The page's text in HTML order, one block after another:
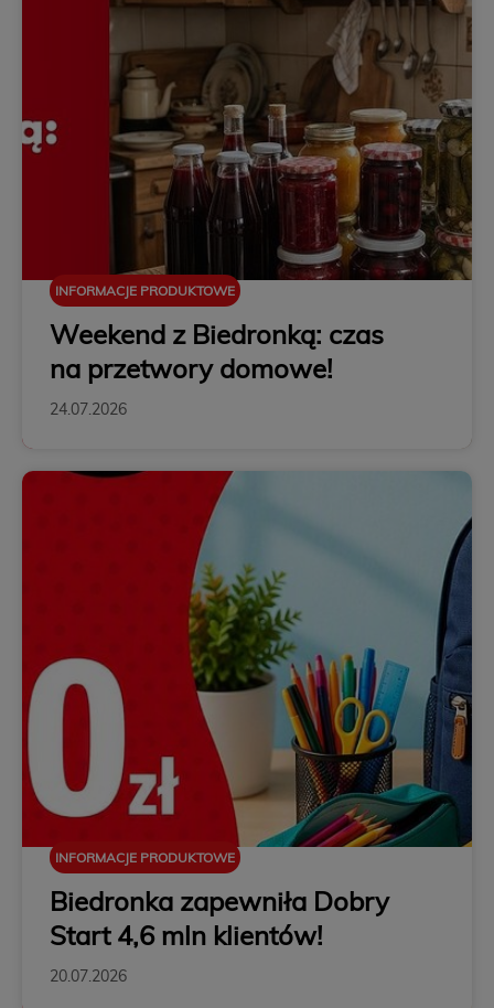
INFORMACJE PRODUKTOWE
Weekend z Biedronką: czas
na przetwory domowe!
24.07.2026
INFORMACJE PRODUKTOWE
Biedronka zapewniła Dobry
Start 4,6 mln klientów!
20.07.2026